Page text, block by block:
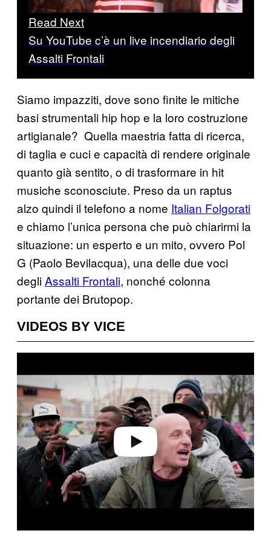
Read Next
Su YouTube c’è un live incendiario degli
Assalti Frontali
Siamo impazziti, dove sono finite le mitiche
basi strumentali hip hop e la loro costruzione
artigianale? Quella maestria fatta di ricerca,
di taglia e cuci e capacità di rendere originale
quanto già sentito, o di trasformare in hit
musiche sconosciute. Preso da un raptus
alzo quindi il telefono a nome Italian Folgorati
e chiamo l’unica persona che può chiarirmi la
situazione: un esperto e un mito, ovvero Pol
G (Paolo Bevilacqua), una delle due voci
degliAssalti Frontali, nonché colonna
portante dei Brutopop.
VIDEOS BY VICE
Play video